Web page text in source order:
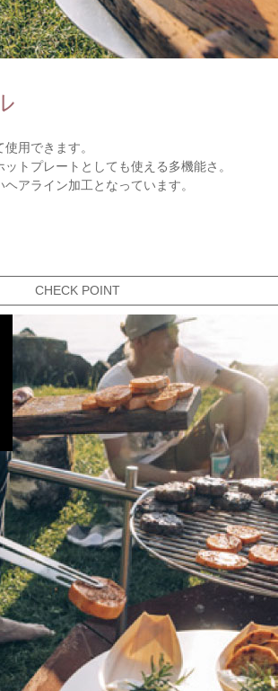
用できます。
トプレートとしても使える多機能さ。
アライン加工となっています。
CHECK POINT